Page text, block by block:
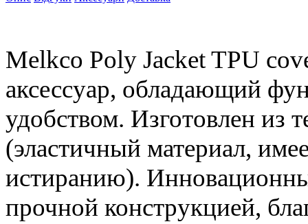
Melkco Poly Jacket TPU
аксессуар, обладающий
удобством. Изготовлен из
(эластичный материал,
истиранию).
прочной конструкцией,